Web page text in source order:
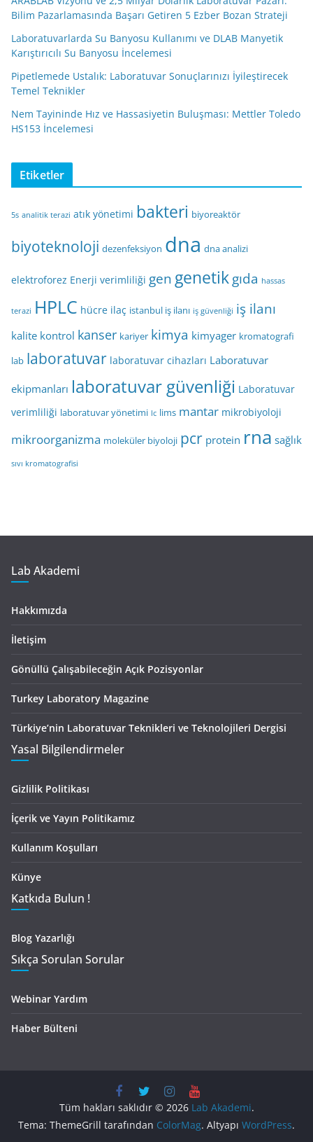
Bilim Pazarlamasında Başarı Getiren 5 Ezber Bozan Strateji
Laboratuvarlarda Su Banyosu Kullanımı ve DLAB Manyetik
Karıştırıcılı Su Banyosu İncelemesi
Pipetlemede Ustalık: Laboratuvar Sonuçlarınızı İyileştirecek
Temel Teknikler
Nem Tayininde Hız ve Hassasiyetin Buluşması: Mettler Toledo
HS153 İncelemesi
Etiketler
5s analitik terazi atık yönetimi bakteri biyoreaktör
biyoteknoloji dezenfeksiyon dna dna analizi
elektroforez Enerji verimliliği gen genetikgıda hassas
terazi HPLC hücre ilaç istanbul iş ilanı iş güvenliği iş ilanı
kalite kontrol kanser kariyer kimya kimyager kromatografi
lab laboratuvar laboratuvar cihazları Laboratuvar
ekipmanları laboratuvar güvenliği Laboratuvar
verimliliği laboratuvar yönetimi lc lims mantar mikrobiyoloji
mikroorganizma moleküler biyoloji pcr protein rna sağlık
sıvı kromatografisi
Lab Akademi
Hakkımızda
İletişim
Gönüllü Çalışabileceğin Açık Pozisyonlar
Turkey Laboratory Magazine
Türkiye’nin Laboratuvar Teknikleri ve Teknolojileri Dergisi
Yasal Bilgilendirmeler
Gizlilik Politikası
İçerik ve Yayın Politikamız
Kullanım Koşulları
Künye
Katkıda Bulun !
Blog Yazarlığı
Sıkça Sorulan Sorular
Webinar Yardım
Haber Bülteni
Tüm hakları saklıdır © 2026 Lab Akademi.
Tema: ThemeGrill tarafından ColorMag. Altyapı WordPress.